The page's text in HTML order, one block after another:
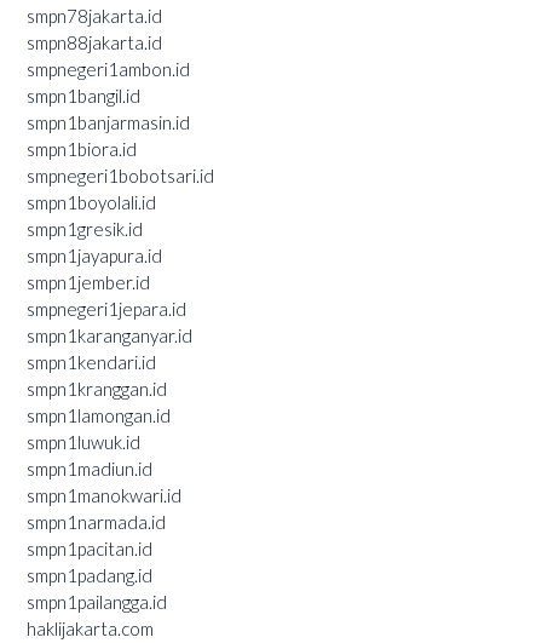
smpn78jakarta.id
smpn88jakarta.id
smpnegeri1ambon.id
smpn1bangil.id
smpn1banjarmasin.id
smpn1biora.id
smpnegeri1bobotsari.id
smpn1boyolali.id
smpn1gresik.id
smpn1jayapura.id
smpn1jember.id
smpnegeri1jepara.id
smpn1karanganyar.id
smpn1kendari.id
smpn1kranggan.id
smpn1lamongan.id
smpn1luwuk.id
smpn1madiun.id
smpn1manokwari.id
smpn1narmada.id
smpn1pacitan.id
smpn1padang.id
smpn1pailangga.id
haklijakarta.com